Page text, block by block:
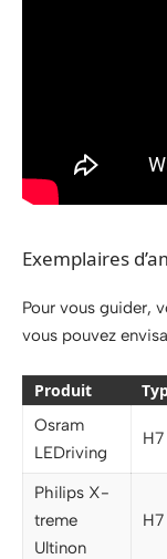
Exemplaires
Pour vous guider,
vous pouvez
Produit
Osram
LEDriving
H7
Philips X-
treme
Ultinon
H7